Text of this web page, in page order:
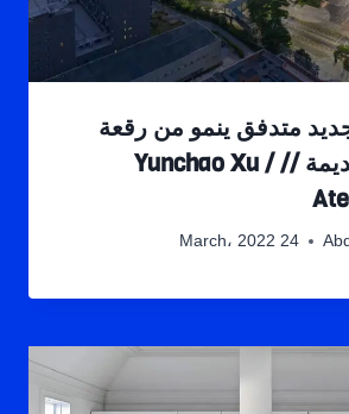
متدفق ينمو من رقعة
الشطرنج القديمة // Yunchao Xu /
24 March، 2022